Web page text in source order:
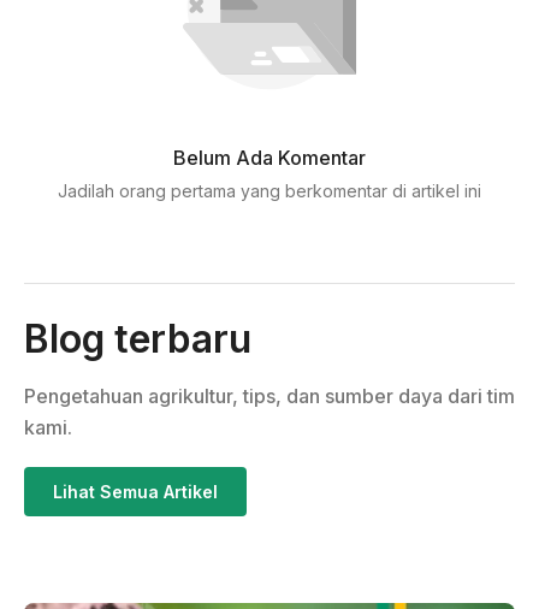
Belum Ada Komentar
Jadilah orang pertama yang berkomentar di artikel ini
Blog terbaru
Pengetahuan agrikultur, tips, dan sumber daya dari tim
kami.
Lihat Semua Artikel